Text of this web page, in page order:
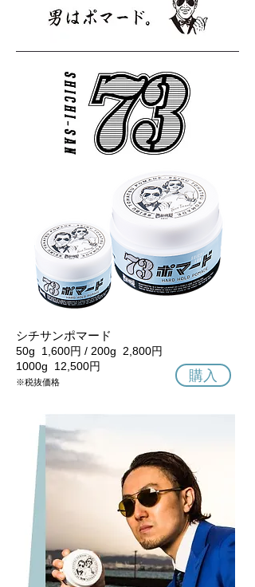
シチサンポマード
50g 1,600円 / 200g 2,800円
1000g 12,500円
※税抜価格 購入